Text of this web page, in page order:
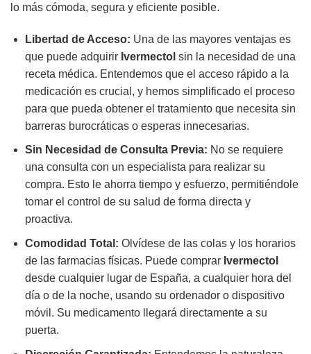
lo más cómoda, segura y eficiente posible.
Libertad de Acceso: Una de las mayores ventajas es
que puede adquirir Ivermectol sin la necesidad de una
receta médica. Entendemos que el acceso rápido a la
medicación es crucial, y hemos simplificado el proceso
para que pueda obtener el tratamiento que necesita sin
barreras burocráticas o esperas innecesarias.
Sin Necesidad de Consulta Previa: No se requiere
una consulta con un especialista para realizar su
compra. Esto le ahorra tiempo y esfuerzo, permitiéndole
tomar el control de su salud de forma directa y
proactiva.
Comodidad Total: Olvídese de las colas y los horarios
de las farmacias físicas. Puede comprar Ivermectol
desde cualquier lugar de España, a cualquier hora del
día o de la noche, usando su ordenador o dispositivo
móvil. Su medicamento llegará directamente a su
puerta.